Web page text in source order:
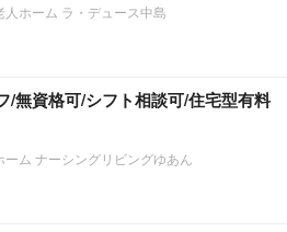
ホーム ラ・デュース中島
/無資格可/シフト相談可/住宅型有料
ム ナーシングリビングゆあん